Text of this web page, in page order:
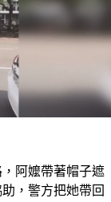
阿嬤帶著帽子遮
，警方把她帶回